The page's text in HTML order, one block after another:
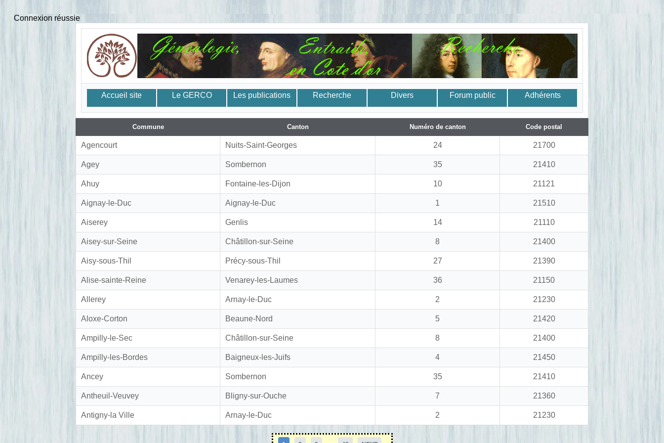
Connexion réussie
Accueil site Le GERCO Les publications Recherche Divers Forum public Adhérents
Commune Canton Numéro de canton Code postal
Agencourt Nuits-Saint-Georges 24 21700
Agey Sombernon 35 21410
Ahuy Fontaine-les-Dijon 10 21121
Aignay-le-Duc Aignay-le-Duc 1 21510
Aiserey Genlis 14 21110
Aisey-sur-Seine Châtillon-sur-Seine 8 21400
Aisy-sous-Thil Précy-sous-Thil 27 21390
Alise-sainte-Reine Venarey-les-Laumes 36 21150
Allerey Arnay-le-Duc 2 21230
Aloxe-Corton Beaune-Nord 5 21420
Ampilly-le-Sec Châtillon-sur-Seine 8 21400
Ampilly-les-Bordes Baigneux-les-Juifs 4 21450
Ancey Sombernon 35 21410
Antheuil-Veuvey Bligny-sur-Ouche 7 21360
Antigny-la Ville Arnay-le-Duc 2 21230